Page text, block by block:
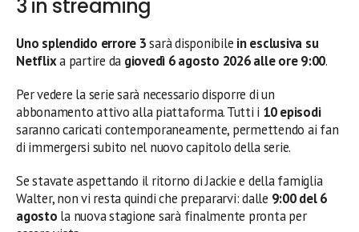
3 in streaming
Uno splendido errore 3sarà disponibile in esclusiva su
Netflixa partire da giovedì 6 agosto 2026 alle ore 9:00.
Per vedere la serie sarà necessario disporre di un
abbonamento attivo alla piattaforma. Tutti i 10 episodi
saranno caricati contemporaneamente, permettendo ai fan
di immergersi subito nel nuovo capitolo della serie.
Se stavate aspettando il ritorno di Jackie e della famiglia
Walter, non vi resta quindi che prepararvi: dalle 9:00 del 6
agosto la nuova stagione sarà finalmente pronta per